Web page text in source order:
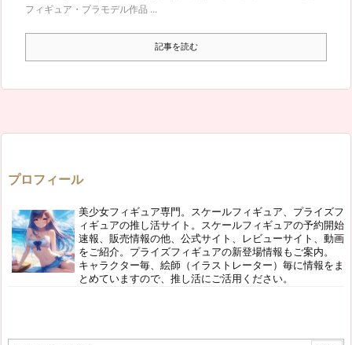
フィギュア・プラモデル作品 ...
記事を読む
プロフィール
美少女フィギュア専門。スケールフィギュア、プライズフ
ィギュアの推し活サイト。スケールフィギュアの予約開始
速報、販売情報の他、公式サイト、レビューサイト、動画
をご紹介。プライズフィギュアの新登場情報もご案内。
キャラクター毎、絵師（イラストレーター）毎に情報をま
とめていますので、推し活にご活用ください。